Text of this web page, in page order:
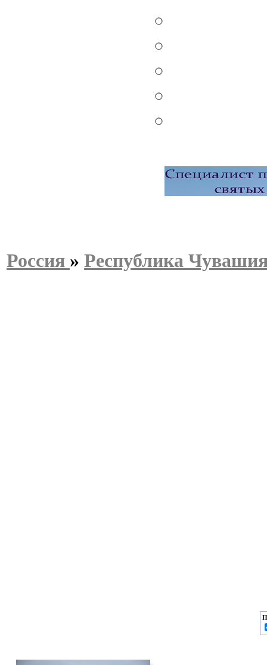
Россия » Республика